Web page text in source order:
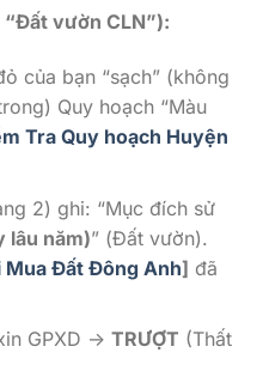
vườn CLN”):
của bạn “sạch” (không
Quy hoạch “Màu
Tra Quy hoạch Huyện
2) ghi: “Mục đích sử
lâu năm)” (Đất vườn).
Mua Đất Đông Anh] đã
GPXD -> TRƯỢT (Thất